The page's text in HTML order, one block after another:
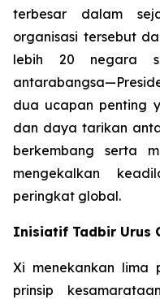
terbesar dalam
organisasi tersebut
lebih 20 negara
dua ucapan penting
dan daya tarikan
berkembang serta
mengekalkan
peringkat global.
Inisiatif Tadbir Urus
Xi menekankan lima
prinsip